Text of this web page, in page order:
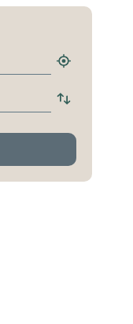
Hitta
hållplats
Byt
och